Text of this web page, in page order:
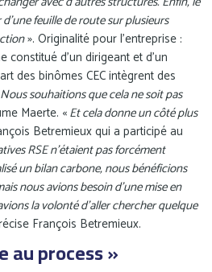
feuille de route sur plusieurs
». Originalité pour l’entreprise :
constitué d’un dirigeant et d’un
des binômes CEC intègrent des
Nous souhaitions que cela ne soit pas
Maerte. «Et cela donne un côté plus
Betremieux qui a participé au
RSE n’étaient pas forcément
un bilan carbone, nous bénéficions
nous avions besoin d’une mise en
la volonté d’aller chercher quelque
François Betremieux.
au process »